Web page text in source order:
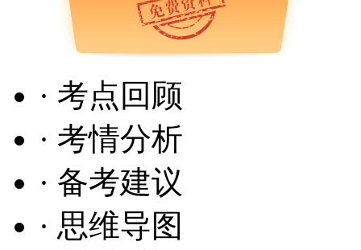
· 考点回顾
· 考情分析
· 备考建议
· 思维导图